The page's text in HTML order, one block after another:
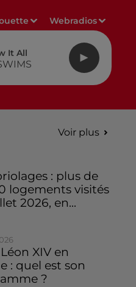
Webradios
It All
Voir plus
: plus de
logements visités
2026, en...
XIV en
: quel est son
?